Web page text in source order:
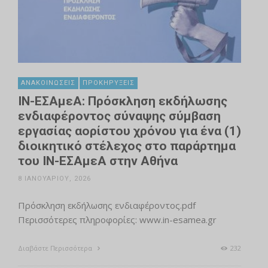
ΑΝΑΚΟΙΝΏΣΕΙΣ ΠΡΟΚΗΡΎΞΕΙΣ
ΙΝ-ΕΣΑμεΑ: Πρόσκληση εκδήλωσης
ενδιαφέροντος σύναψης σύμβαση
εργασίας αορίστου χρόνου για ένα (1)
διοικητικό στέλεχος στο παράρτημα
του ΙΝ-ΕΣΑμεΑ στην Αθήνα
8 ΙΑΝΟΥΑΡΊΟΥ, 2026
Πρόσκληση εκδήλωσης ενδιαφέροντος.pdf
Περισσότερες πληροφορίες: www.in-esamea.gr
Διαβάστε Περισσότερα 232